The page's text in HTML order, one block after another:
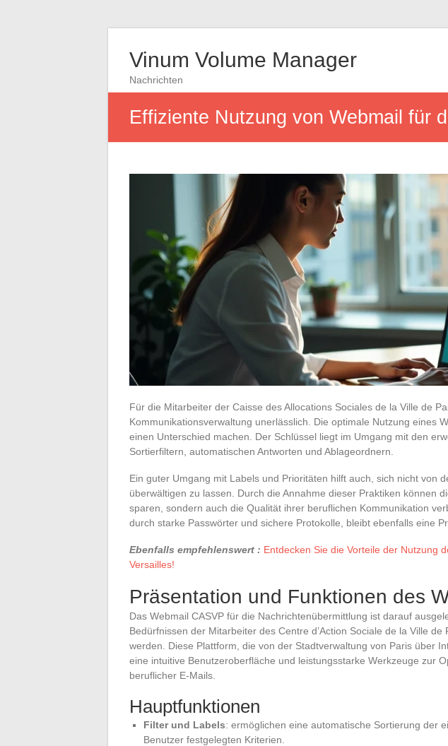
Vinum Volume Manager
Nachrichten
Effiziente Nutzung von Webmail für
Für die Mitarbeiter der Caisse des Allocations Sociales de la Ville de
Kommunikationsverwaltung unerlässlich. Die optimale Nutzung eines
einen Unterschied machen. Der Schlüssel liegt im Umgang mit den
Sortierfiltern, automatischen Antworten und Ablageordnern.
Ein guter Umgang mit Labels und Prioritäten hilft auch, sich nicht von
überwältigen zu lassen. Durch die Annahme dieser Praktiken können
sparen, sondern auch die Qualität ihrer beruflichen Kommunikation
durch starke Passwörter und sichere Protokolle, bleibt ebenfalls eine
Ebenfalls empfehlenswert : Entdecken Sie die Vorteile der Nutzung
Versailles!
Präsentation und Funktionen des
Das Webmail CASVP für die Nachrichtenübermittlung ist darauf
Bedürfnissen der Mitarbeiter des Centre d’Action Sociale de la Ville de
werden. Diese Plattform, die von der Stadtverwaltung von Paris über
eine intuitive Benutzeroberfläche und leistungsstarke Werkzeuge zur
beruflicher E-Mails.
Hauptfunktionen
Filter und Labels: ermöglichen eine automatische Sortierung der
Benutzer festgelegten Kriterien.